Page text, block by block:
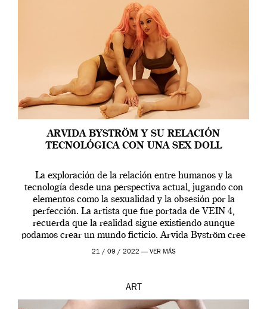
ARVIDA BYSTRÖM Y SU RELACIÓN
TECNOLÓGICA CON UNA SEX DOLL
La exploración de la relación entre humanos y la
tecnología desde una perspectiva actual, jugando con
elementos como la sexualidad y la obsesión por la
perfección. La artista que fue portada de VEIN 4,
recuerda que la realidad sigue existiendo aunque
podamos crear un mundo ficticio. Arvida Byström cree
que los humanos tienen un complejo […]
21 / 09 / 2022 — VER MÁS
ART